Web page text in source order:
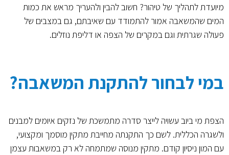
מיועדת לתהליך של טיהור? חשוב להבין ולהעריך מראש את כמות
המים שהמשאבה אמור להתמודד עם שאיבתם, גם במצבים של
פעולה שגרתית וגם במקרים של הצפה או דליפת נוזלים.
במי לבחור להתקנת המשאבה?
הצפת מי ביוב עשויה לייצר סדרה מתמשכת של נזקים איומים למבנים
ולשגרה הכללית. לשם כך התקנתה מחייבת מתקין מוסמך ומקצועי,
עם המון ניסיון קודם. מתקין מנוסה שמתמחה לא רק במשאבות עצמן